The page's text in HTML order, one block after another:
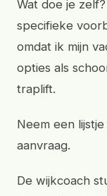
Wat doe je
specifieke
omdat ik mijn
opties als
traplift.
Neem een
aanvraag.
De wijkcoach